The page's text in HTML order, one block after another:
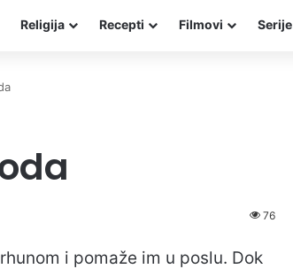
Religija Recepti Filmovi Serije
76
i pomaže im u poslu. Dok